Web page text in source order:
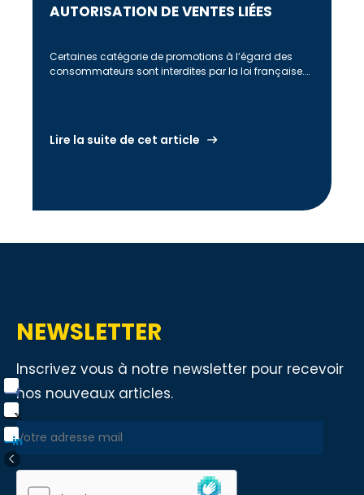
AUTORISATION DE VENTES LIÉES
Certaines catégorie de promotions à l’égard des
consommateurs sont interdites par la loi française.
Lire la suite de cet article
NEWSLETTER
Inscrivez vous à notre newsletter pour recevoir
nos nouveaux articles.